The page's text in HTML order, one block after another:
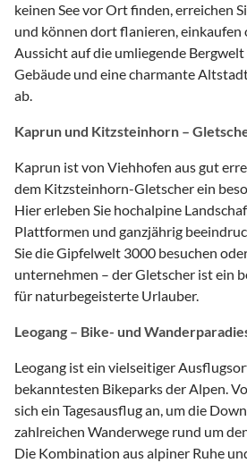
keinen See vor Ort finden, erreichen
und können dort flanieren, einkaufen
Aussicht auf die umliegende
Gebäude und eine charmante
ab.
Kaprun und Kitzsteinhorn –
Kaprun ist von Viehhofen aus gut
dem Kitzsteinhorn-Gletscher ein
Hier erleben Sie hochalpine
Plattformen und ganzjährig
Sie die Gipfelwelt 3000 besuchen
unternehmen – der Gletscher ist ein
für naturbegeisterte Urlauber.
Leogang – Bike- und
Leogang ist ein vielseitiger
bekanntesten Bikeparks der Alpen.
sich ein Tagesausflug an, um die
zahlreichen Wanderwege rund um
Die Kombination aus alpiner Ruhe